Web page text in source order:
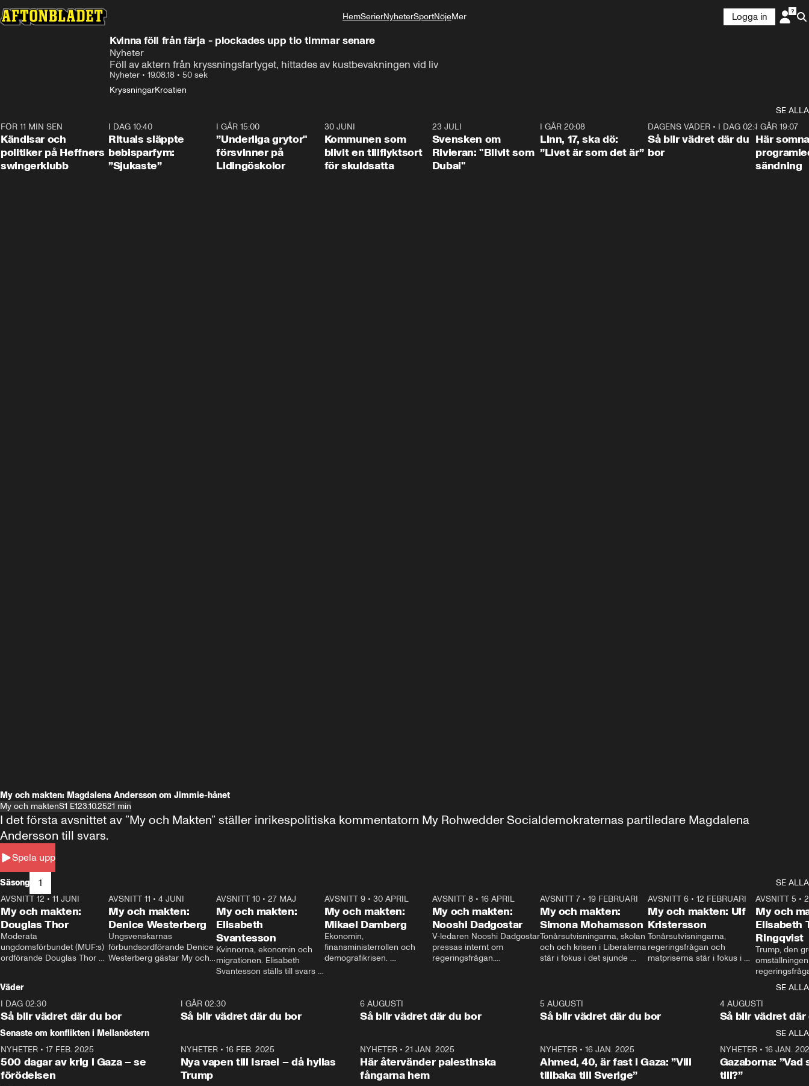
HemSerierNyheterSportNöjeMer
Logga in
Kvinna föll från färja - plockades upp tio timmar senare
Nyheter
Föll av aktern från kryssningsfartyget, hittades av kustbevakningen vid liv
Nyheter • 19.08.18 • 50 sek
KryssningarKroatien
SE ALLA
FÖR 11 MIN SEN
Kändisar och
politiker på Heffners
swingerklubb
I DAG 10:40
Rituals släppte
bebisparfym:
”Sjukaste”
I GÅR 15:00
”Underliga grytor"
försvinner på
Lidingöskolor
30 JUNI
Kommunen som
blivit en tillflyktsort
för skuldsatta
23 JULI
Svensken om
Rivieran: "Blivit som
Dubai"
I GÅR 20:08
Linn, 17, ska dö:
”Livet är som det är”
1:06
DAGENS VÄDER • I DAG 02:30
Så blir vädret där du
bor
I GÅR 19:07
Här
sändning
My och makten: Magdalena Andersson om Jimmie-hånet
My och maktenS1 E123.10.2521 min
Spela upp
I det första avsnittet av ”My och Makten” ställer inrikespolitiska kommentatorn My Rohwedder Socialdemokraternas partiledare Magdalena
Andersson till svars.
Säsong 1
SE ALLA
26:27
AVSNITT 12 • 11 JUNI
My och makten:
Douglas Thor
Moderata
ungdomsförbundet (MUF:s)
ordförande Douglas Thor
tonårsutvisningarna och hur
Moderaterna ska locka
väljare till valet i höst.
23:40
AVSNITT 11 •4 JUNI
My och makten:
Denice Westerberg
Ungsvenskarnas
förbundsordförande Denice
Westerberg gästar My och
AVSNITT 10 •27 MAJ
My och makten:
Elisabeth
Svantesson
Kvinnorna, ekonomin och
migrationen. Elisabeth
Svantesson ställs till svars
AVSNITT 9• 30 APRIL
My och makten:
Mikael Damberg
Ekonomin,
finansministerrollen och
demografikrisen.
och Makten.
AVSNITT 8• 16 APRIL
My och makten:
Nooshi Dadgostar
V-ledaren Nooshi Dadgostar
pressas internt om
regeringsfrågan.
– Vi ställer upp i val. Ska vi
vara med så sitter vi förstås
24:30
AVSNITT 7• 19 FEBRUARI
My och makten:
Simona Mohamsson
Tonårsutvisningarna, skolan
och och krisen i Liberalerna
står i fokus i det sjunde
kommentator My
Rohwedder ställer
utbildnings- och
Mohamsson till svars.
27:30
AVSNITT 6 •12 FEBRUARI
My och makten: Ulf
Kristersson
Tonårsutvisningarna,
regeringsfrågan och
matpriserna står i fokus i
Rohwedder ställer
statsminister Ulf Kristersson
AVSNITT 5 •
My och
Elisabeth
Ringqvist
Trump, den
centrum i
avsnittet av
Makten”. Se
Aftonbladets
Rohwedder
Thand Ring
Väder
SE ALLA
I DAG 02:30
Så blir vädret där du bor
1:06
I GÅR 02:30
Så blir vädret där du bor
6 AUGUSTI
Så blir vädret där du bor
5 AUGUSTI
Så blir vädret där du bor
4 AUGUSTI
Så blir vädret där
Senaste om konflikten i Mellanöstern
SE ALLA
NYHETER • 17 FEB. 2025
500 dagar av krig i Gaza – se
förödelsen
NYHETER• 16 FEB. 2025
Nya vapen till Israel – då hyllas
Trump
NYHETER •21 JAN. 2025
Här återvänder palestinska
fångarna hem
NYHETER• 16 JAN. 2025
Ahmed, 40, är fast i Gaza: ”Vill
tillbaka till Sverige”
NYHETER• 16 JAN.
Gazaborna:
till?”